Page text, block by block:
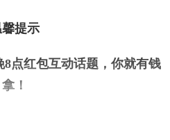
提示
点红包互动话题，你就有钱
拿 ！